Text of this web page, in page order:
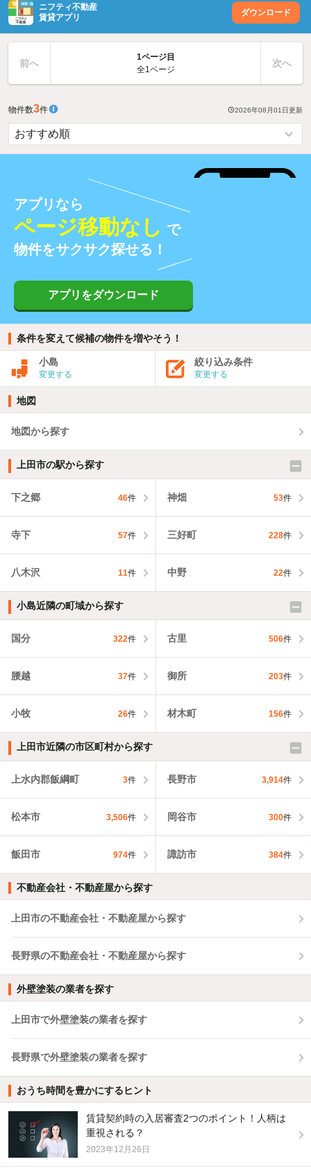
ニフティ不動産
賃貸アプリ
ダウンロード
前へ
1ページ目
全1ページ
次へ
物件数3件 2026年08月01日更新
アプリなら
ページ移動なし で
物件をサクサク探せる！
アプリをダウンロード
条件を変えて候補の物件を増やそう！
小島
変更する
絞り込み条件
変更する
地図
地図から探す
上田市の駅から探す
下之郷 46件 神畑 53件
寺下 57件 三好町 228件
八木沢 11件 中野 22件
小島近隣の町域から探す
国分 322件 古里 506件
腰越 37件 御所 203件
小牧 26件 材木町 156件
上田市近隣の市区町村から探す
上水内郡飯綱町 3件 長野市 3,914件
松本市 3,506件 岡谷市 300件
飯田市 974件 諏訪市 384件
不動産会社・不動産屋から探す
上田市の不動産会社・不動産屋から探す
長野県の不動産会社・不動産屋から探す
外壁塗装の業者を探す
上田市で外壁塗装の業者を探す
長野県で外壁塗装の業者を探す
おうち時間を豊かにするヒント
賃貸契約時の入居審査2つのポイント！人柄は
重視される？
2023年12月26日